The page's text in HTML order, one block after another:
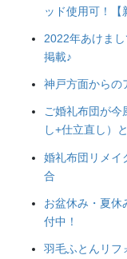
ッド使用可！【
2022年あけま
掲載♪
神戸方面からの
ご婚礼布団が今
し+仕立直し）
婚礼布団リメイ
合
お盆休み・夏
付中！
羽毛ふとんリフ